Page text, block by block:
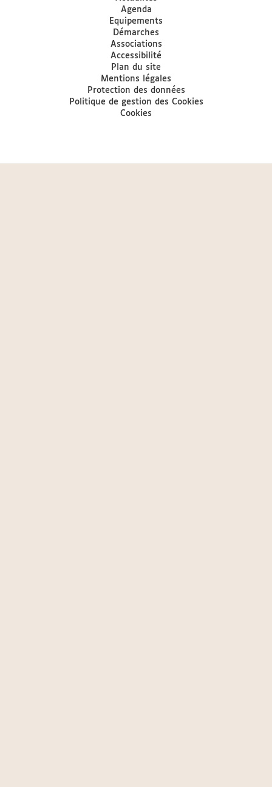
Agenda
Equipements
Démarches
Associations
Accessibilité
Plan du site
Mentions légales
Protection des données
Politique de gestion des Cookies
Cookies